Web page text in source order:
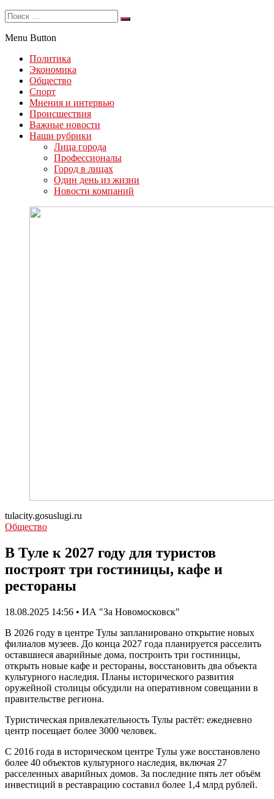
Menu Button
Политика
Экономика
Общество
Спорт
Мнения и интервью
Происшествия
Важные новости
Наши рубрики
Лица города
Профессионалы
Город в лицах
Один день из жизни
Новости компаний
tulacity.gosuslugi.ru
Общество
В Туле к 2027 году для туристов
построят три гостиницы, кафе и
рестораны
18.08.2025 14:56 • ИА "За Новомосковск"
В 2026 году в центре Тулы запланировано открытие новых
филиалов музеев. До конца 2027 года планируется расселить
оставшиеся аварийные дома, построить три гостиницы,
открыть новые кафе и рестораны, восстановить два объекта
культурного наследия. Планы исторического развития
оружейной столицы обсудили на оперативном совещании в
правительстве региона.
Туристическая привлекательность Тулы растёт: ежедневно
центр посещает более 3000 человек.
С 2016 года в историческом центре Тулы уже восстановлено
более 40 объектов культурного наследия, включая 27
расселенных аварийных домов. За последние пять лет объём
инвестиций в реставрацию составил более 1,4 млрд рублей.